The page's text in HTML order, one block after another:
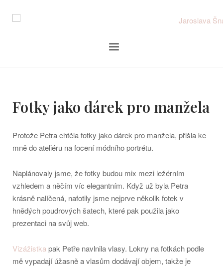
Menu
Fotky jako dárek pro manžela
Protože Petra chtěla fotky jako dárek pro manžela, přišla ke
mně do ateliéru na focení módního portrétu.
Naplánovaly jsme, že fotky budou mix mezi ležérním
vzhledem a něčím víc elegantním. Když už byla Petra
krásně nalíčená, nafotily jsme nejprve několik fotek v
hnědých poudrových šatech, které pak použila jako
prezentaci na svůj web.
Vizážistka pak Petře navlnila vlasy. Lokny na fotkách podle
mě vypadají úžasně a vlasům dodávají objem, takže je